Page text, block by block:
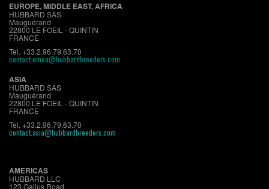
EUROPE, MIDDLE EAST, AFRICA
HUBBARD SAS
Mauguérand
22800 LE FOEIL - QUINTIN
FRANCE
Tel. +33.2.96.79.63.70
contact.emea@hubbardbreeders.com
ASIA
HUBBARD SAS
Mauguérand
22800 LE FOEIL - QUINTIN
FRANCE
Tel. +33.2.96.79.63.70
contact.asia@hubbardbreeders.com
AMERICAS
HUBBARD LLC
123 Gallus Road